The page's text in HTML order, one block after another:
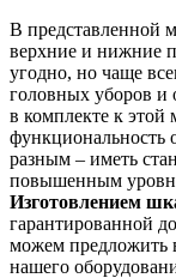
В представленной
верхние и нижние
угодно, но чаще
головных уборов и
в комплекте к
функциональность
разным – иметь
повышенным
Изготовлением
гарантированной
можем предложить
нашего